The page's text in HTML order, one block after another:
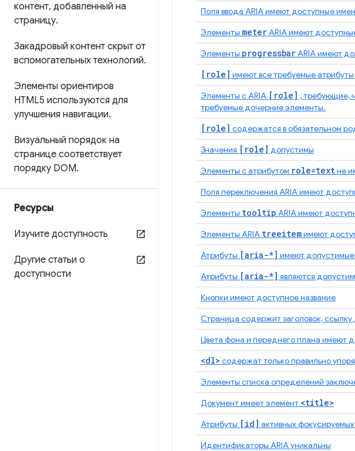
контент, добавленный на
страницу.
Закадровый контент скрыт от
вспомогательных технологий.
Элементы ориентиров
HTML5 используются для
улучшения навигации.
Визуальный порядок на
странице соответствует
порядку DOM.
Ресурсы
Изучите доступность
Другие статьи о
доступности
Поля ввода ARIA имеют доступные
Элементы meterARIA имеют
Элементы progressbarARIA имеют
[role] имеют все требуемые атрибуты
Элементы с ARIA [role] , требующие,
требуемые дочерние элементы.
[role] содержатся в обязательном
Значения [role] допустимы
Элементы с атрибутом role=textне
Поля переключения ARIA имеют
Элементы tooltip ARIA имеют
Элементы ARIA treeitemимеют
Атрибуты [aria-*] имеют допустимые
Атрибуты [aria-*] являются
Кнопки имеют доступное название
Страница содержит заголовок,
Цвета фона и переднего плана имеют
<dl> содержат только правильно
Элементы списка определений
Документ имеет элемент <title>
Атрибуты [id] активных
Идентификаторы ARIA уникальны